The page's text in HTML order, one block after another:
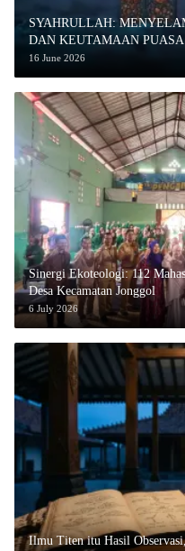
SYAHRULLAH:
DAN KEUTAMAAN
16 June 2026
‎Sinergi Ekoteologi: 112
Desa Kecamatan Jonggol
6 July 2026
Ilmu Titen itu Hasil